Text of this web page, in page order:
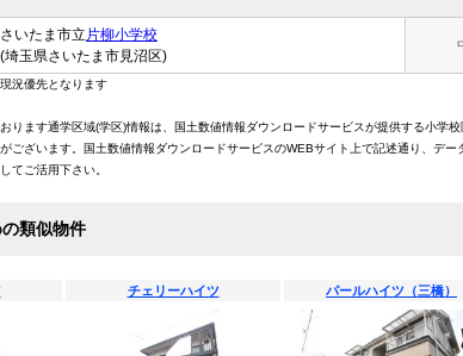
さいたま市立 片柳小学校
(埼玉県さいたま市見沼区)
況優先となります
ります通学区域(学区)情報は、国土数値情報ダウンロードサービスが提供する小
ございます。国土数値情報ダウンロードサービスのWEBサイト上で記述通り、デ
てご活用下さい。
類似物件
チェリーハイツ パールハイツ（三橋）